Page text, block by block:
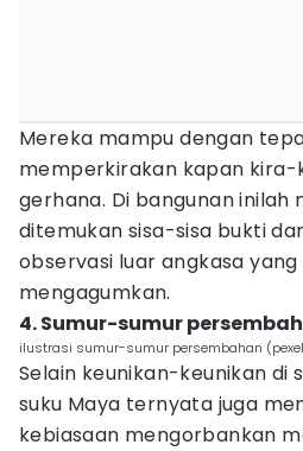
Mereka mampu dengan
memperkirakan kapan
gerhana. Di bangunan inilah
ditemukan sisa-sisa bukti
observasi luar angkasa
mengagumkan.
4. Sumur-sumur
ilustrasi sumur-sumur persembahan
Selain keunikan-keunikan di
suku Maya ternyata juga
kebiasaan mengorbankan